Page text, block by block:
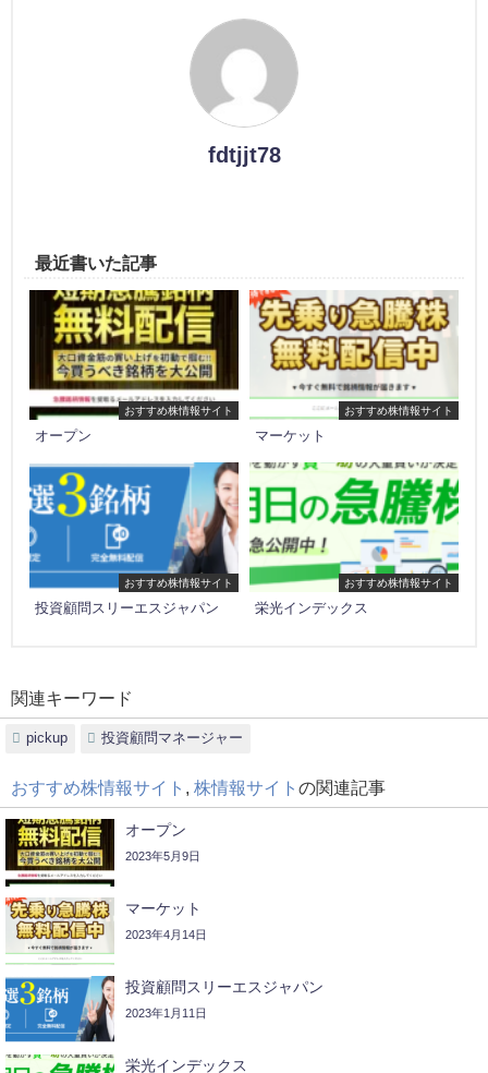
fdtjjt78
最近書いた記事
おすすめ株情報サイト
オープン
おすすめ株情報サイト
マーケット
おすすめ株情報サイト
投資顧問スリーエスジャパン
おすすめ株情報サイト
栄光インデックス
関連キーワード
pickup 投資顧問マネージャー
おすすめ株情報サイト , 株情報サイト の関連記事
オープン
2023年5月9日
マーケット
2023年4月14日
投資顧問スリーエスジャパン
2023年1月11日
栄光インデックス